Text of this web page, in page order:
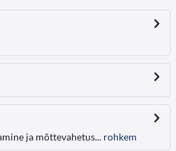
ja mõttevahetus... rohkem